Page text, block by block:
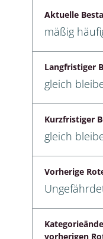
Aktuelle
mäßig
Langfristiger
gleich
Kurzfristiger
gleich
Vorherige
vorherigen